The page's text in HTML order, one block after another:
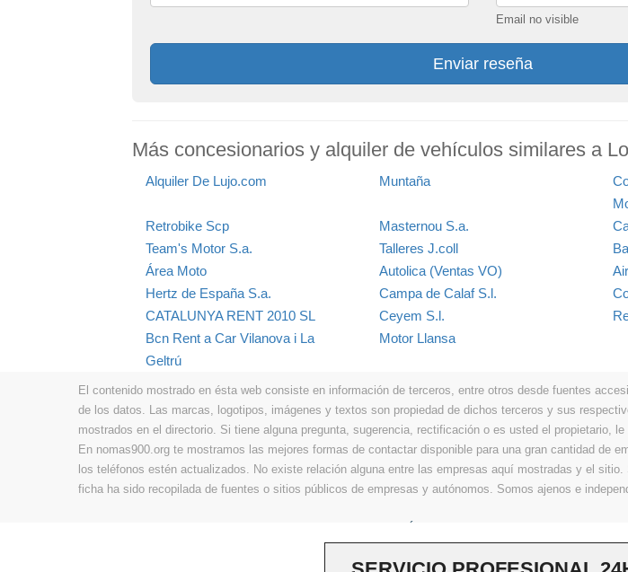
Email no visible
Enviar reseña
Más concesionarios y alquiler de vehículos similares a
Alquiler De Lujo.com Muntaña
Retrobike Scp
Masternou S.a.
Team's Motor S.a.
Talleres J.coll
Área Moto
Autolica (Ventas VO)
Hertz de España S.a.
Campa de Calaf S.l.
CATALUNYA RENT 2010 SL
Ceyem S.l.
Bcn Rent a Car Vilanova i La
Geltrú
Motor Llansa
El contenido mostrado en ésta web consiste en información de terceros, entre otros desde fuentes
de los datos. Las marcas, logotipos, imágenes y textos son propiedad de dichos terceros y sus
mostrados en el directorio. Si tiene alguna pregunta, sugerencia, rectificación o es usted el propietario,
En nomas900.org te mostramos las mejores formas de contactar disponible para una gran cantidad de
los teléfonos estén actualizados. No existe relación alguna entre las empresas aquí mostradas y el
ficha ha sido recopilada de fuentes o sitios públicos de empresas y autónomos. Somos ajenos e